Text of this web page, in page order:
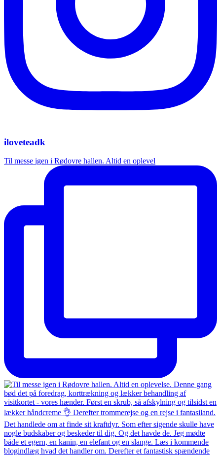
iloveteadk
Til messe igen i Rødovre hallen. Altid en oplevel